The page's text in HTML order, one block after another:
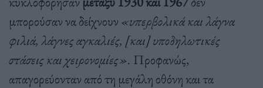
μπορούσαν να δείχνουν «υπερβολικά και λάγνα
φιλιά, λάγνες αγκαλιές, [και] υποδηλωτικές
στάσεις και χειρονομίες». Προφανώς,
απαγορεύονταν από τη μεγάλη οθόνη και τα